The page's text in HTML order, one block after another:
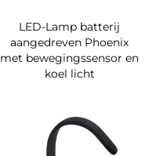
LED-Lamp batterij
aangedreven Phoenix
met bewegingssensor en
koel licht